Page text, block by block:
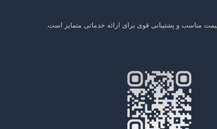
مناسب و پشتیبانی قوی برای ارائه خدماتی متمایز است.